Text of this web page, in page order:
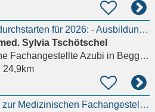
Jetzt noch durchstarten für 2026: - Ausbildung zur Medizinischen Fachangestellten (m/w/d)
Sylvia Tschötschel
Fachangestellte Azubi in Beggerow
24,9km
Ausbildung zur Medizinischen Fachangestellten (MFA) (m/w/d)